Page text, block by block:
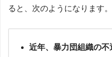
ると、次のようになります。
近年、暴力団組織の